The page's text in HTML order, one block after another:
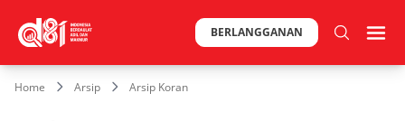
BERLANGGANAN
Home Arsip Arsip Koran